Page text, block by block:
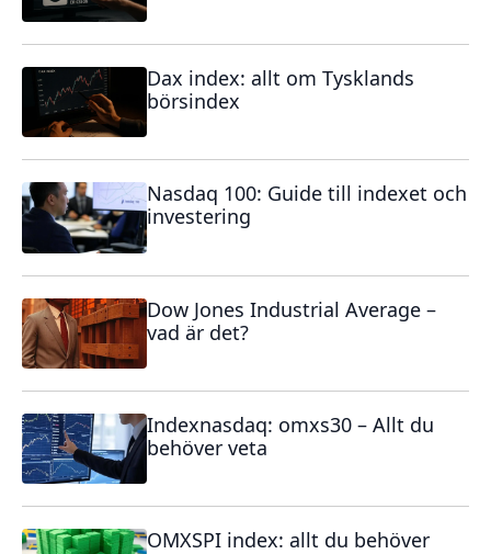
Dax index: allt om Tysklands
börsindex
Nasdaq 100: Guide till indexet och
investering
Dow Jones Industrial Average –
vad är det?
Indexnasdaq: omxs30 – Allt du
behöver veta
OMXSPI index: allt du behöver